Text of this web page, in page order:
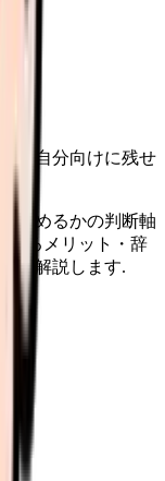
む自分向けに残せ
辞めるかの判断軸
けるメリット・辞
に解説します.